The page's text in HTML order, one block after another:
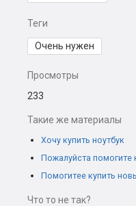
Теги
Очень нужен
Просмотры
233
Такие же материалы
Хочу купить ноутбук
Пожалуйста помогите
Помогитее купить
Что то не так?